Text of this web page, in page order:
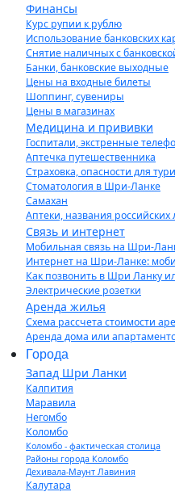
Финансы
Курс рупии к рублю
Использование банковских
Снятие наличных с
Банки, банковские выходные
Цены на входные билеты
Шоппинг, сувениры
Цены в магазинах
Медицина и прививки
Госпитали, экстренные
Аптечка путешественника
Страховка, опасности для
Стоматология в Шри-Ланке
Самахан
Аптеки, названия
Связь и интернет
Мобильная связь на Шри-
Интернет на Шри-Ланке:
Как позвонить в Шри Ланку
Электрические розетки
Аренда жилья
Схема рассчета стоимости
Аренда дома или
Города
Запад Шри Ланки
Калпития
Маравила
Негомбо
Коломбо
Коломбо - фактическая столица
Районы города Коломбо
Дехивала-Маунт Лавиния
Калутара